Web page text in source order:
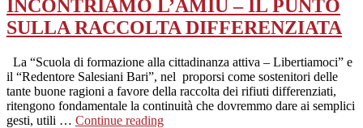
INCONTRIAMO L’AMIU – IL PUNTO
SULLA RACCOLTA DIFFERENZIATA
La “Scuola di formazione alla cittadinanza attiva – Libertiamoci” e
il “Redentore Salesiani Bari”, nel proporsi come sostenitori delle
tante buone ragioni a favore della raccolta dei rifiuti differenziati,
ritengono fondamentale la continuità che dovremmo dare ai semplici
gesti, utili … Continue reading